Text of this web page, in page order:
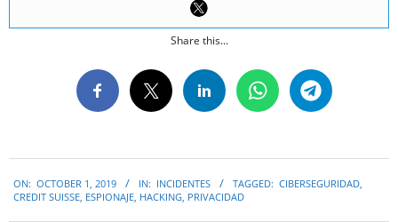
Share this...
10-
ON: OCTOBER 1, 2019 IN: INCIDENTES TAGGED: CIBERSEGURIDAD,
CREDIT SUISSE, ESPIONAJE, HACKING, PRIVACIDAD